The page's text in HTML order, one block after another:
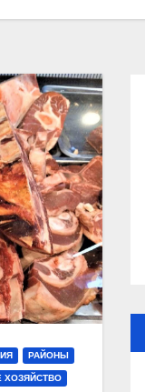
РАЙОНЫ
ХОЗЯЙСТВО